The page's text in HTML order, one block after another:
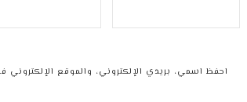
احفظ اسمي، بريدي الإلكتروني، والموقع الإلكتروني